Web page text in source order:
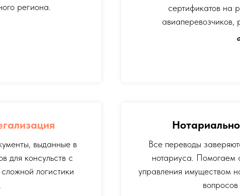
региона.
сертификатов на
авиаперевозчиков,
выданные в
для консульств с
логистики
Все переводы
нотариуса. Помогаем
управления имуществом
вопросов